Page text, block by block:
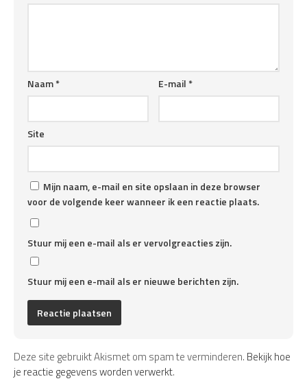
Naam* E-mail *
Site
Mijn naam, e-mail en site opslaan in deze browser
voor de volgende keer wanneer ik een reactie plaats.
Stuur mij een e-mail als er vervolgreacties zijn.
Stuur mij een e-mail als er nieuwe berichten zijn.
Deze site gebruikt Akismet om spam te verminderen. Bekijk hoe
je reactie gegevens worden verwerkt.